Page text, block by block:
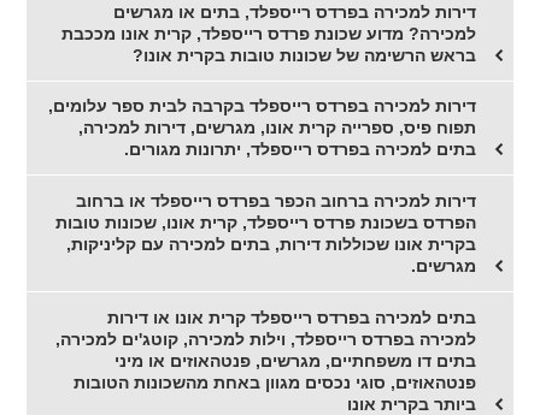
דירות למכירה בפרדס רייספלד, בתים או מגרשים
למכירה? מדוע שכונת פרדס רייספלד, קרית אונו מככבת
בראש הרשימה של שכונות טובות בקרית אונו?
דירות למכירה בפרדס רייספלד בקרבה לבית ספר עלומים,
תפוח פיס, ספרייה קרית אונו, מגרשים, דירות למכירה,
בתים למכירה בפרדס רייספלד, יתרונות מגורים.
דירות למכירה ברחוב הכפר בפרדס רייספלד או ברחוב
הפרדס בשכונת פרדס רייספלד, קרית אונו, שכונות טובות
בקרית אונו שכוללות דירות, בתים למכירה עם קליניקות,
מגרשים.
בתים למכירה בפרדס רייספלד קרית אונו או דירות
למכירה בפרדס רייספלד, וילות למכירה, קוטג'ים למכירה,
בתים דו משפחתיים, מגרשים, פנטהאוזים או מיני
פנטהאוזים, סוגי נכסים מגוון באחת מהשכונות הטובות
ביותר בקרית אונו